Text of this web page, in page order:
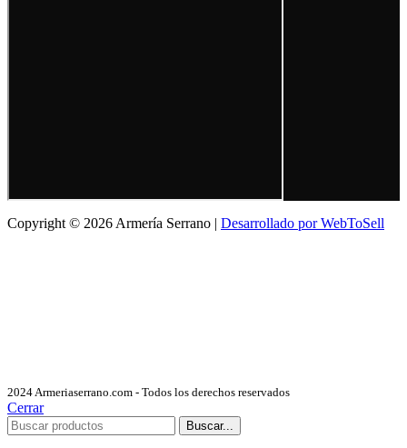
Copyright © 2026 Armería Serrano | Desarrollado por WebToSell
2024 Armeriaserrano.com - Todos los derechos reservados
Cerrar
Buscar...